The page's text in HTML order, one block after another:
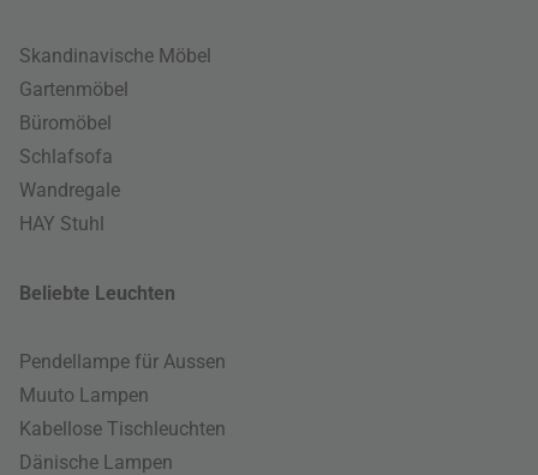
Skandinavische Möbel
Gartenmöbel
Büromöbel
Schlafsofa
Wandregale
HAY Stuhl
Beliebte Leuchten
Pendellampe für Aussen
Muuto Lampen
Kabellose Tischleuchten
Dänische Lampen